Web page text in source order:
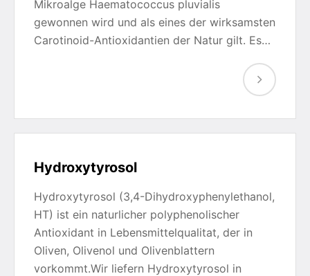
Mikroalge Haematococcus pluvialis
gewonnen wird und als eines der wirksamsten
Carotinoid-Antioxidantien der Natur gilt. Es…
Hydroxytyrosol
Hydroxytyrosol (3,4-Dihydroxyphenylethanol,
HT) ist ein naturlicher polyphenolischer
Antioxidant in Lebensmittelqualitat, der in
Oliven, Olivenol und Olivenblattern
vorkommt.Wir liefern Hydroxytyrosol in